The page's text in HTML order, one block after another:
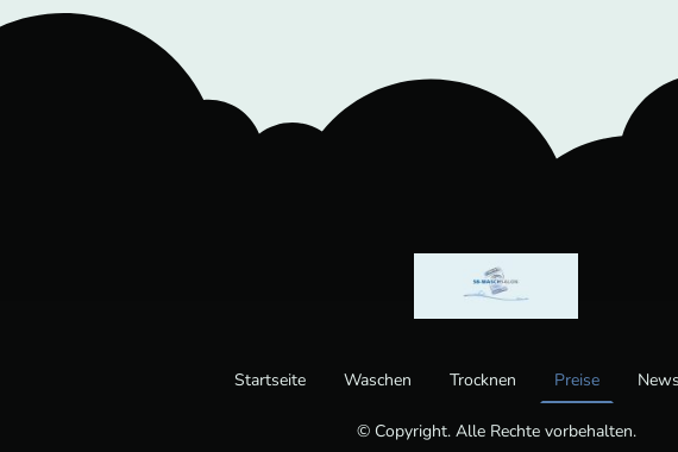
Startseite Waschen Trocknen Preise News
© Copyright. Alle Rechte vorbehalten.